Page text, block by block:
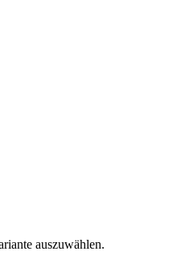
auszuwählen.